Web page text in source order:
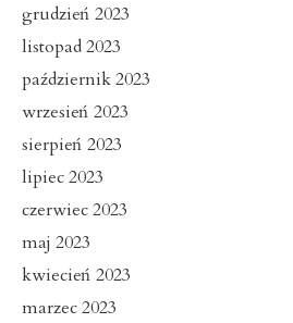
grudzień 2023
listopad 2023
październik 2023
wrzesień 2023
sierpień 2023
lipiec 2023
czerwiec 2023
maj 2023
kwiecień 2023
marzec 2023